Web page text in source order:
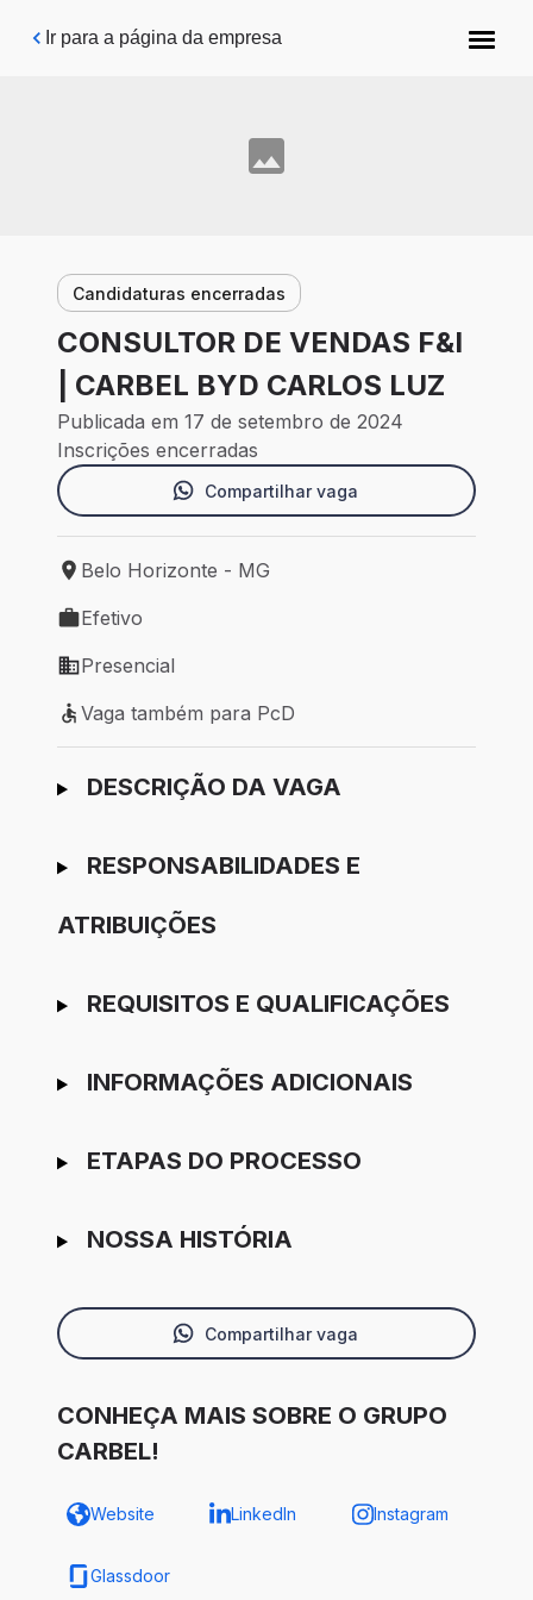
Pular para o conteúdo principal
Ir para a página da empresa
Candidaturas encerradas
CONSULTOR DE VENDAS F&I
| CARBEL BYD CARLOS LUZ
Publicada em 17 de setembro de 2024
Inscrições encerradas
Compartilhar vaga
Local de trabalho: Belo Horizonte - MG
Belo Horizonte - MG
Tipo de vaga: Efetivo
Efetivo
Modelo de trabalho: Presencial
Presencial
Vaga também para PcD
Vaga também para PcD
Ir para candidatura
DESCRIÇÃO DA VAGA
RESPONSABILIDADES E
ATRIBUIÇÕES
REQUISITOS E QUALIFICAÇÕES
INFORMAÇÕES ADICIONAIS
ETAPAS DO PROCESSO
NOSSA HISTÓRIA
Compartilhar vaga
CONHEÇA MAIS SOBRE O GRUPO
CARBEL!
Website LinkedIn Instagram
Glassdoor